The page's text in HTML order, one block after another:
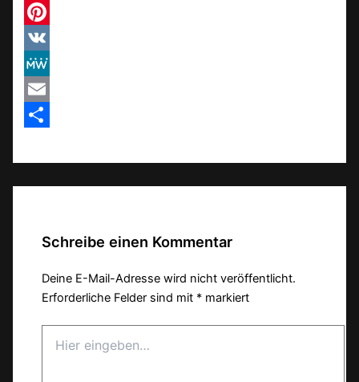
Threads
Pinterest
VK
MeWe
Email
Schreibe einen Kommentar
Deine E-Mail-Adresse wird nicht veröffentlicht.
Erforderliche Felder sind mit * markiert
eingeben…